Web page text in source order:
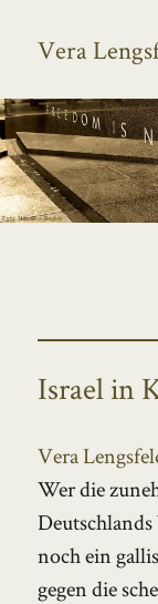
Vera
Israel in
Autor
Vera
Wer die
Deutschlands
noch ein
gegen die